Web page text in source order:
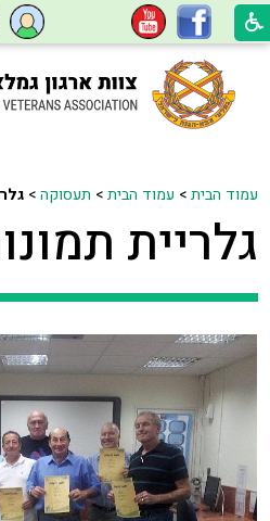
עמוד הבית> עמוד הבית> תעסוקה>
גלריית